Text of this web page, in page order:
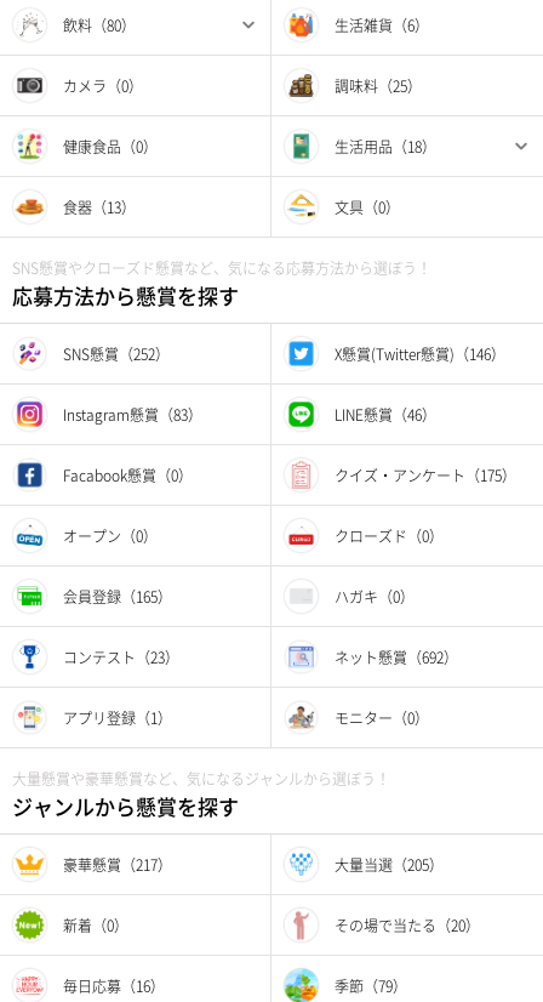
飲料（80） 生活雑貨（6）
カメラ（0） 調味料（25）
健康食品（0） 生活用品（18）
食器（13） 文具（0）
SNS懸賞やクローズド懸賞など、気になる応募方法から選ぼう！
応募方法から懸賞を探す
SNS懸賞（252） X懸賞(Twitter懸賞)（146）
Instagram懸賞（83） LINE懸賞（46）
Facabook懸賞（0） クイズ・アンケート（175）
オープン（0） クローズド（0）
会員登録（165） ハガキ（0）
コンテスト（23） ネット懸賞（692）
アプリ登録（1） モニター（0）
大量懸賞や豪華懸賞など、気になるジャンルから選ぼう！
ジャンルから懸賞を探す
豪華懸賞（217） 大量当選（205）
新着（0） その場で当たる（20）
毎日応募（16） 季節（79）